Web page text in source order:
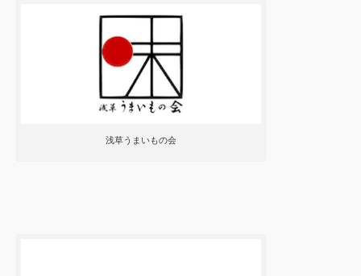
浅草うまいもの会